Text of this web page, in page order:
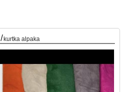
/ kurtka alpaka